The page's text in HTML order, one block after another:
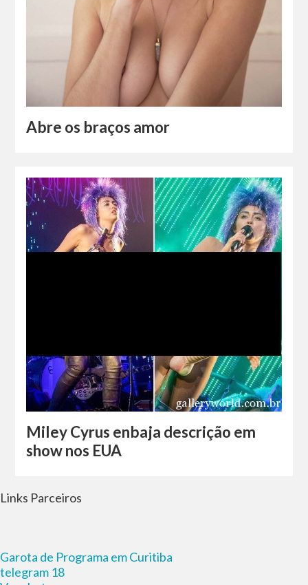
Abre os braços amor
Miley Cyrus enbaja descrição em
show nos EUA
Links Parceiros
Garota de Programa em Curitiba
telegram 18